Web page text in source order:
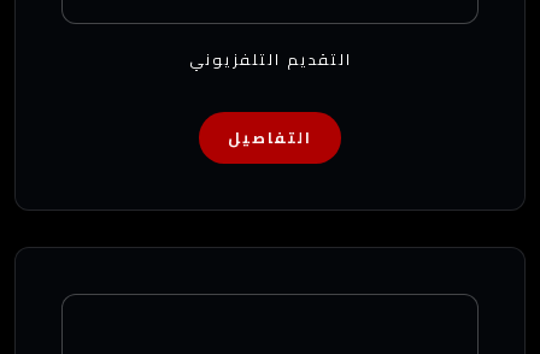
التقديم التلفزيوني
التفاصيل